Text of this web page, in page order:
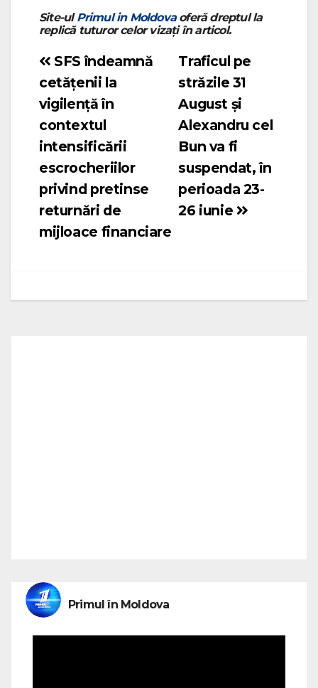
Site-ulPrimul in Moldovaoferă dreptul la
replică tuturor celor vizați în articol.
Navigare
în
articole
Traficul pe
străzile 31
August și
Alexandru cel
Bun va fi
suspendat, în
perioada 23-
26 iunie
SFS îndeamnă
cetățenii la
vigilență în
contextul
intensificării
escrocheriilor
privind pretinse
returnări de
mijloace financiare
Primul în Moldova